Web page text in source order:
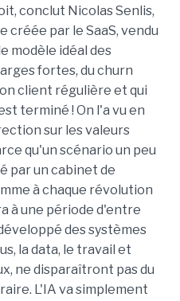
conclut Nicolas Senlis,
créée par le SaaS, vendu
modèle idéal des
fortes, du churn
client régulière et qui
terminé ! On l'a vu en
sur les valeurs
qu'un scénario un peu
par un cabinet de
à chaque révolution
à une période d'entre
des systèmes
la data, le travail et
ne disparaîtront pas du
L'IA va simplement